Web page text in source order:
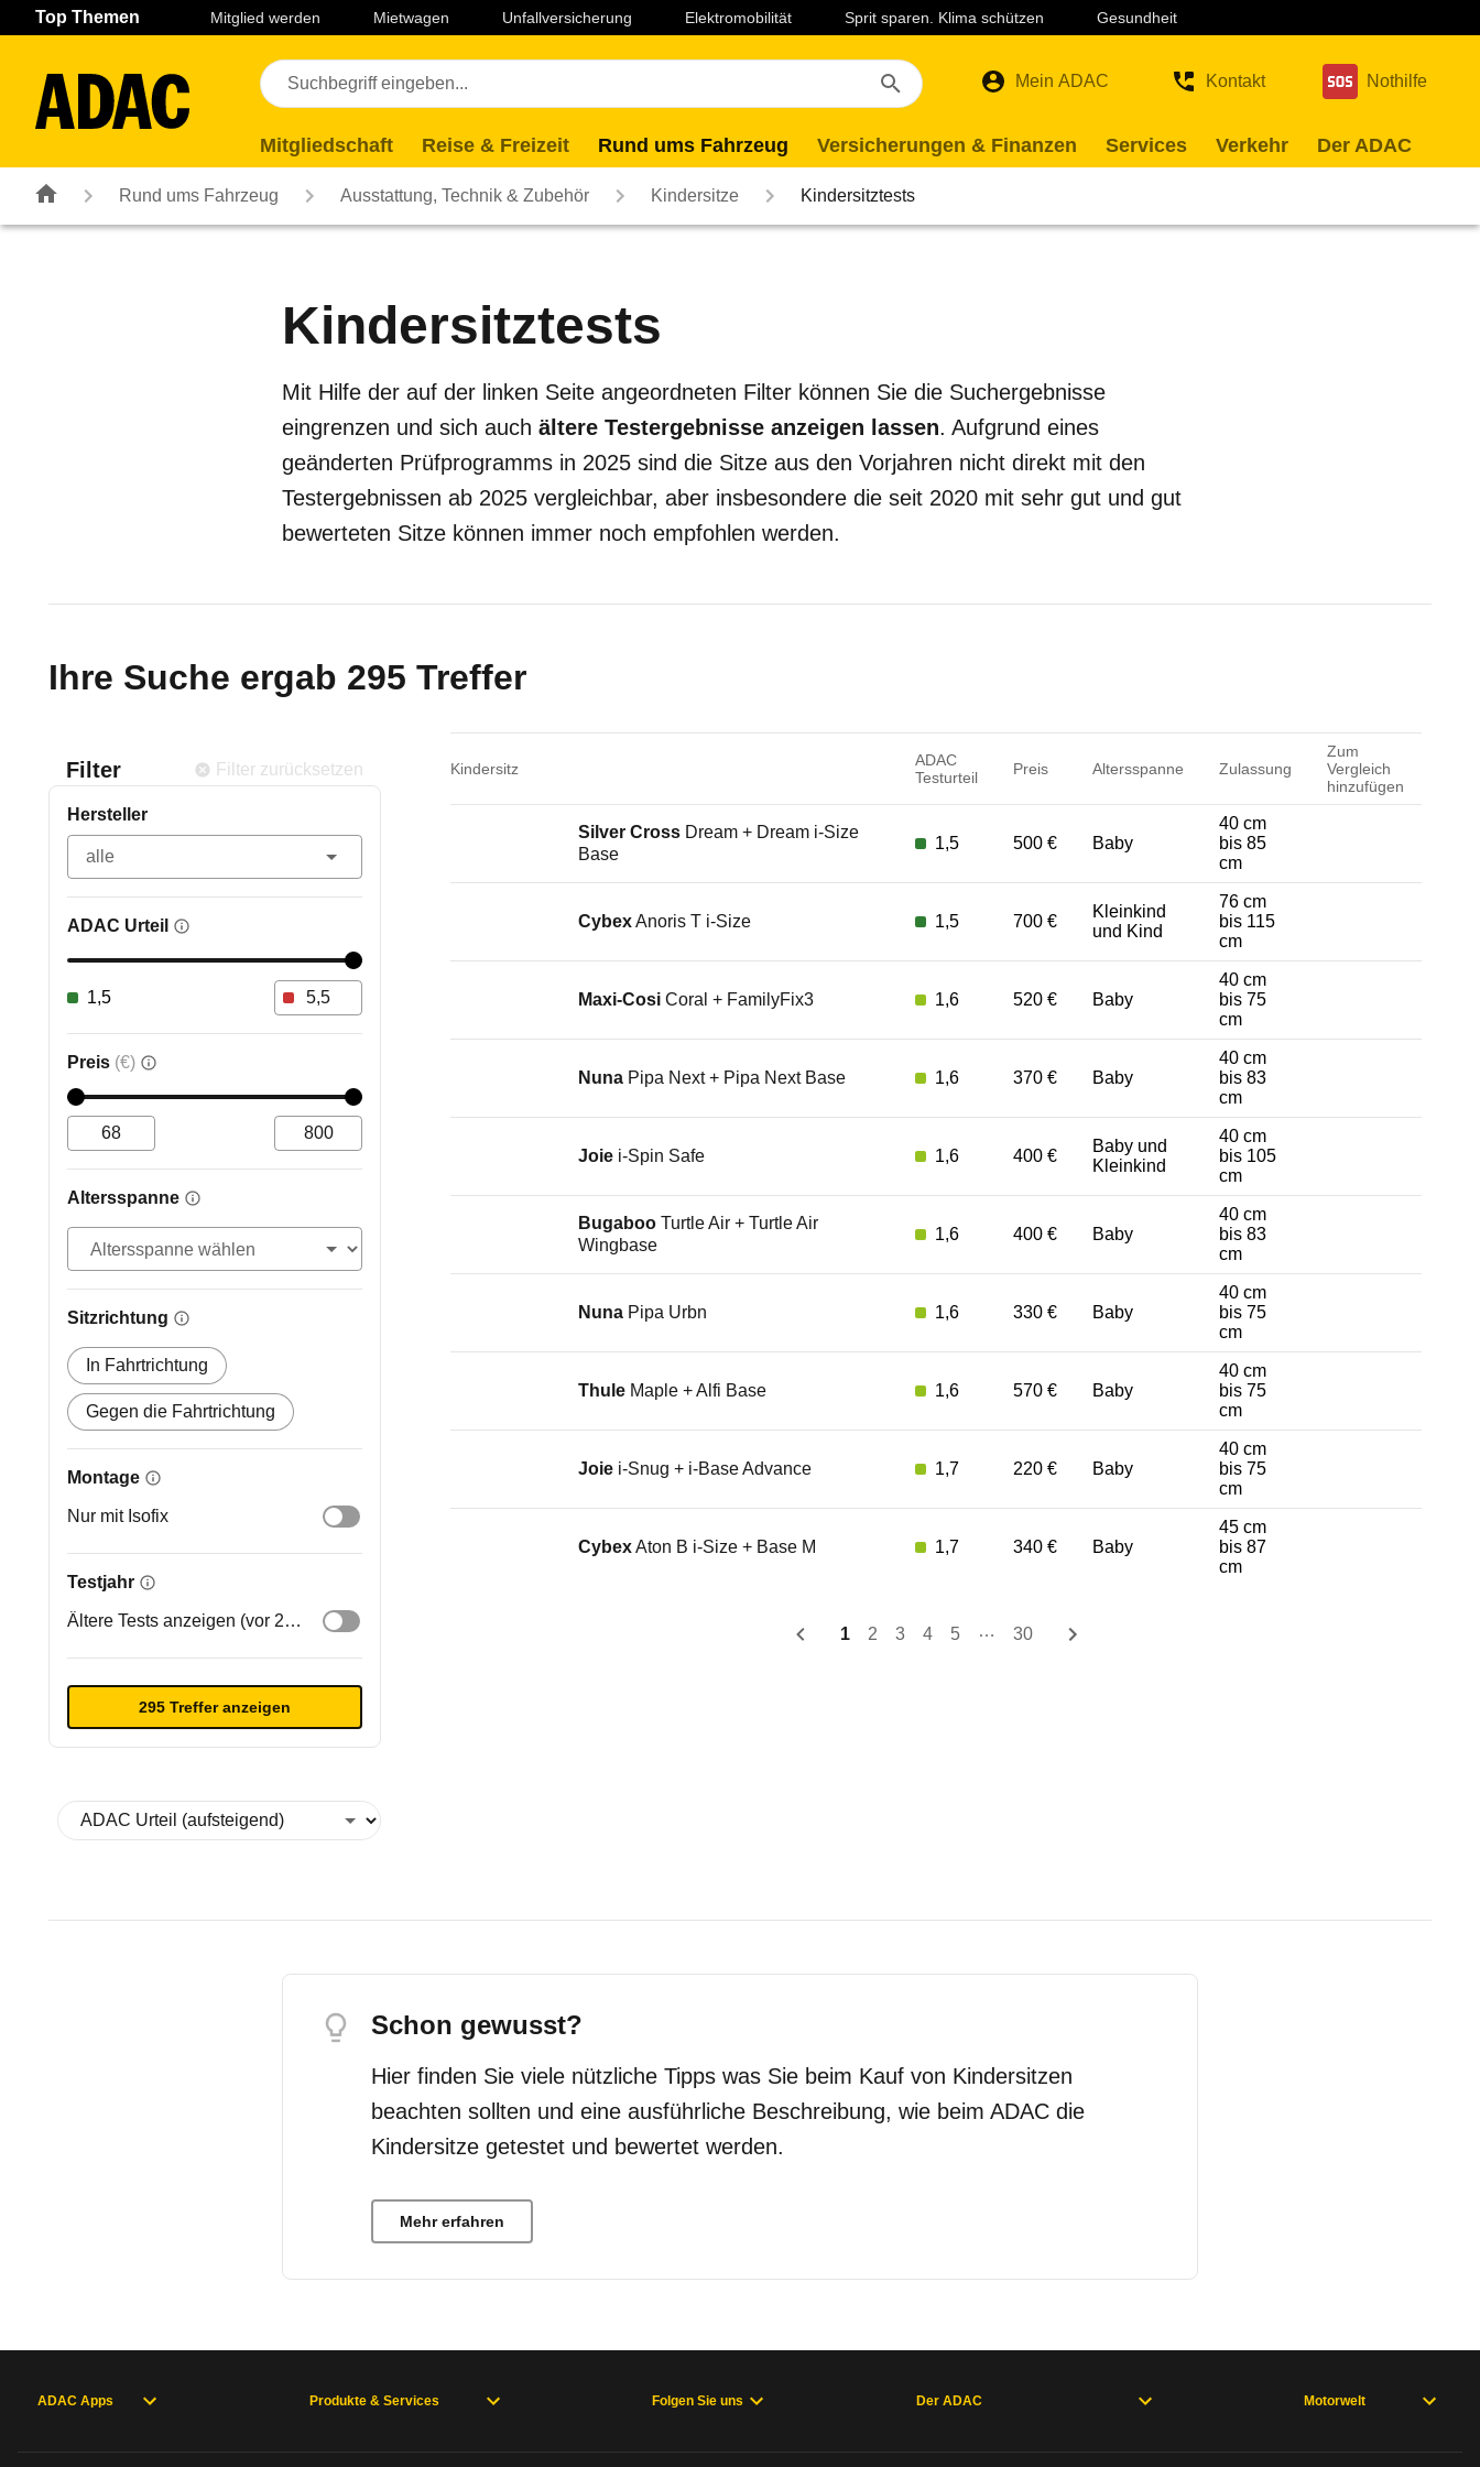
Navigation Seiteninhalt Fußzeile
Top Themen Mitglied werden Mietwagen Unfallversicherung Elektromobilität Sprit sparen. Klima schützen Gesundheit
Mein ADAC Kontakt Nothilfe
Mitgliedschaft Reise & Freizeit Rund ums Fahrzeug Versicherungen & Finanzen Services Verkehr Der ADAC
Rund ums Fahrzeug Ausstattung, Technik & Zubehör Kindersitze Kindersitztests
Kindersitztests
Mit Hilfe der auf der linken Seite angeordneten Filter können Sie die Suchergebnisse
eingrenzen und sich auch ältere Testergebnisse anzeigen lassen. Aufgrund eines
geänderten Prüfprogramms in 2025 sind die Sitze aus den Vorjahren nicht direkt mit den
Testergebnissen ab 2025 vergleichbar, aber insbesondere die seit 2020 mit sehr gut und gut
bewerteten Sitze können immer noch empfohlen werden.
Ihre Suche ergab 295 Treffer
Filter Filter zurücksetzen
Hersteller
ADAC Urteil
1,5
Preis (€)
Altersspanne
Sitzrichtung
In Fahrtrichtung
Gegen die Fahrtrichtung
Montage
Nur mit Isofix
Testjahr
Ältere Tests anzeigen (vor 2020)
295 Treffer anzeigen
Kindersitz
ADAC
Testurteil
Preis Altersspanne Zulassung
Zum
Vergleich
hinzufügen
Silver Cross Dream + Dream i-Size
Base
1,5 500 € Baby
40 cm
bis 85
cm
CybexAnoris T i-Size 1,5 700 €
Kleinkind
und Kind
76 cm
bis 115
cm
Maxi-Cosi Coral + FamilyFix3 1,6 520 € Baby
40 cm
bis 75
cm
Nuna Pipa Next + Pipa Next Base 1,6 370 € Baby
40 cm
bis 83
cm
Joie i-Spin Safe 1,6 400 €
Baby und
Kleinkind
40 cm
bis 105
cm
Bugaboo Turtle Air + Turtle Air
Wingbase
1,6 400 € Baby
40 cm
bis 83
cm
Nuna Pipa Urbn 1,6 330 € Baby
40 cm
bis 75
cm
Thule Maple + Alfi Base 1,6 570 € Baby
40 cm
bis 75
cm
Joie i-Snug + i-Base Advance 1,7 220 € Baby
40 cm
bis 75
cm
CybexAton B i-Size + Base M 1,7 340 € Baby
45 cm
bis 87
cm
1 2 3 4 5 … 30
Schon gewusst?
Hier finden Sie viele nützliche Tipps was Sie beim Kauf von Kindersitzen
beachten sollten und eine ausführliche Beschreibung, wie beim ADAC die
Kindersitze getestet und bewertet werden.
Mehr erfahren
ADAC Apps Produkte & Services Folgen Sie uns Der ADAC Motorwelt